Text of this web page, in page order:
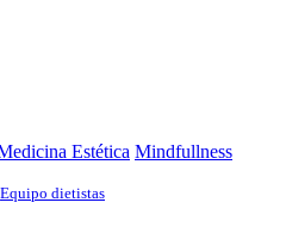
Estética Mindfullness
Equipo dietistas